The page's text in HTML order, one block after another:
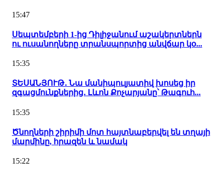
15:47
Սեպտեմբերի 1-ից Դիլիջանում աշակերտներն
ու ուսանողները տրանսպորտից անվճար կօ...
15:35
ՏԵՍԱՆՅՈՒԹ․ Նա մանիպուլյատիվ խոսեց իր
զգացմունքներից․ Լևոն Քոչարյանը՝ Թագուհ...
15:35
Ծնողների շիրիմի մոտ հայտնաբերվել են տղայի
մարմինը, հրազեն և նամակ
15:22